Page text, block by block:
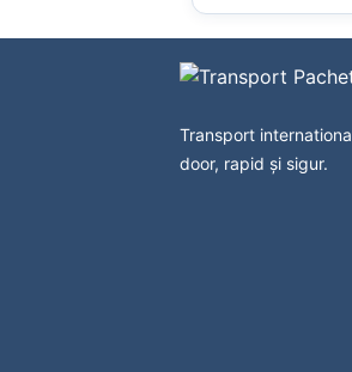
Vezi detalii
Transport
door, rapid și sigur.